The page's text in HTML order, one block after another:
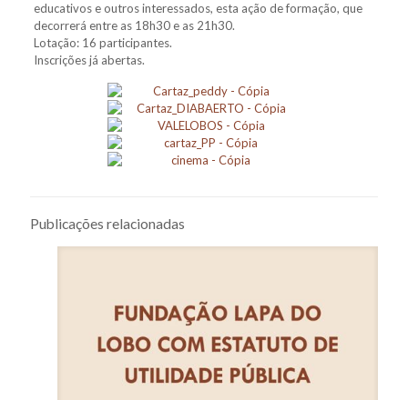
educativos e outros interessados, esta ação de formação, que
decorrerá entre as 18h30 e as 21h30.
Lotação: 16 participantes.
Inscrições já abertas.
Publicações relacionadas